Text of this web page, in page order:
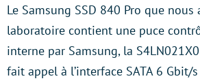
Le Samsung SSD 840 Pro que nous
laboratoire contient une puce
interne par Samsung, la
fait appel à l’interface SATA 6 Gbit/